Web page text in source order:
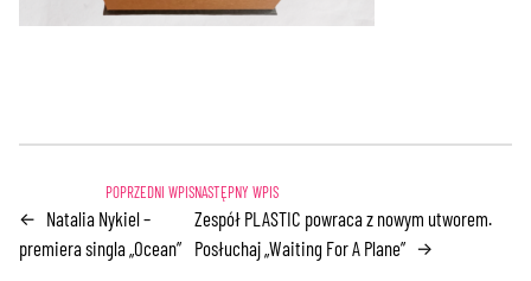
← Natalia Nykiel –
premiera singla „Ocean”
Zespół PLASTIC powraca z nowym utworem.
Posłuchaj „Waiting For A Plane” →